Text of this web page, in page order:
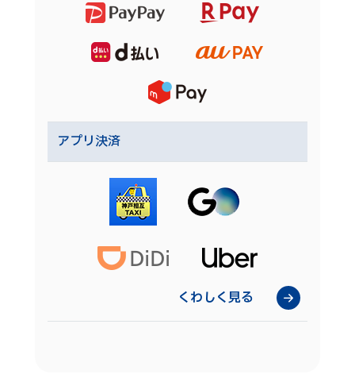
アプリ決済
くわしく見る